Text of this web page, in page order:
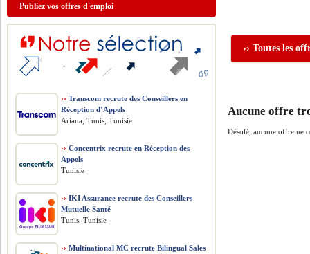
›› Toutes les
Aucune offre
Désolé, aucune offre ne
Publiez vos offres d'emploi
›› Transcom recrute des Conseillers en
Réception d’Appels
Ariana, Tunis, Tunisie
›› Concentrix recrute en Réception des
Appels
Tunisie
›› IKI Assurance recrute des Conseillers
Mutuelle Santé
Tunis, Tunisie
›› Multinational MC recrute Bilingual Sales